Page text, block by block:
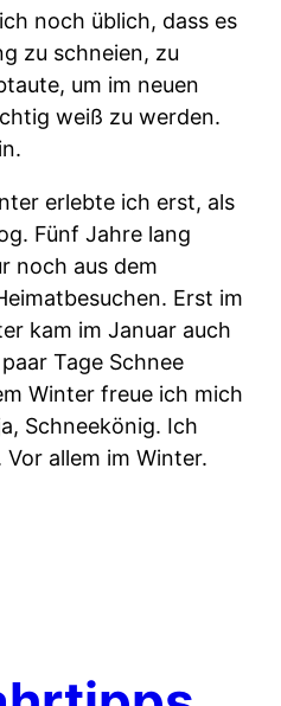
noch üblich, dass es
zu schneien, zu
um im neuen
weiß zu werden.
erlebte ich erst, als
Fünf Jahre lang
noch aus dem
Erst im
kam im Januar auch
Tage Schnee
Winter freue ich mich
Schneekönig. Ich
allem im Winter.